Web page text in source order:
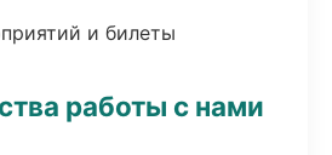
и билеты
работы с нами